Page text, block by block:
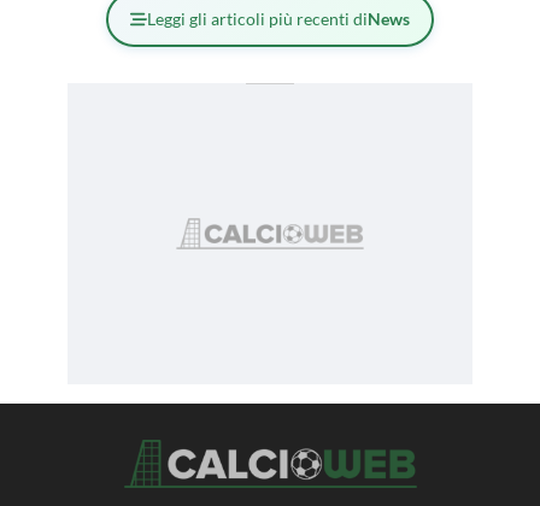
Leggi gli articoli più recenti diNews